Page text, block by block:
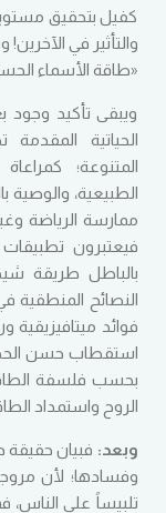
كفيل بتحقيق
والتأثير في
«طاقة الأسماء
ويبقى تأكيد وجود
الحياتية
المتنوعة؛
الطبيعية، والوصية
ممارسة الرياضة
فيعتبرون تطبيقات
بالباطل طريقة
النصائح
فوائد ميتافيزيقية
استقطاب حسن
بحسب فلسفة
الروح واستمداد
وبعد: فبيان حقيقة
وفسادها؛ لأن
تلبيساً على الناس،